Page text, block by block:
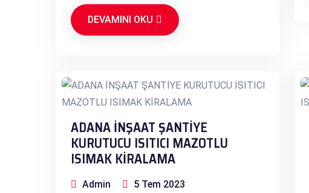
DEVAMINI OKU
ADANA İNŞAAT ŞANTİYE
KURUTUCU ISITICI MAZOTLU
ISIMAK KİRALAMA
Admin 5 Tem 2023